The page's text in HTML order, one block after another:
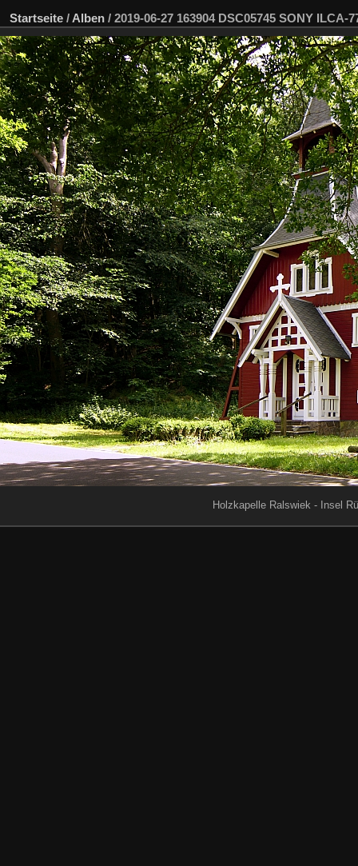
Startseite / Alben / 2019-06-27 163904 DSC05745 SONY ILCA-
Holzkapelle Ralswiek - Insel